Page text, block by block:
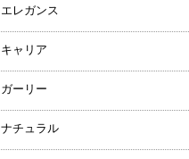
エレガンス
キャリア
ガーリー
ナチュラル